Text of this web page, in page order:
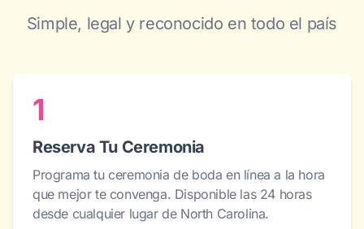
Simple, legal y reconocido en todo el país
1
Reserva Tu Ceremonia
Programa tu ceremonia de boda en línea a la hora
que mejor te convenga. Disponible las 24 horas
desde cualquier lugar de North Carolina.